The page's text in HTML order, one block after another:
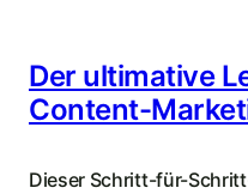
Der ultimative
Content-
Dieser Schritt-für-